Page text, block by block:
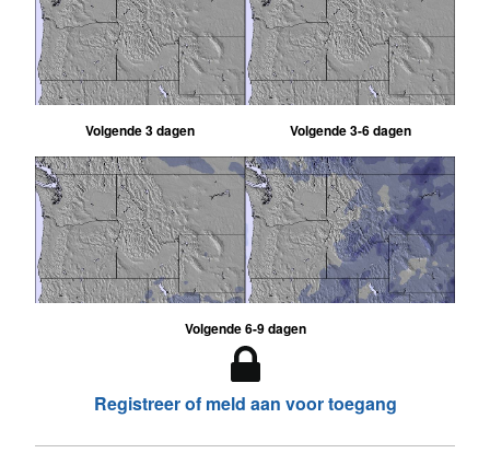
Volgende 3 dagen Volgende 3-6 dagen
Volgende 6-9 dagen
Registreer of meld aan voor toegang